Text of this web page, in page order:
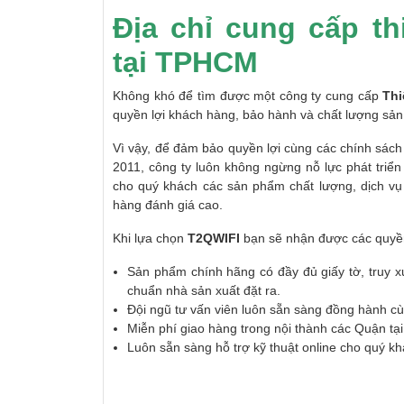
Địa chỉ cung cấp
tại TPHCM
Không khó để tìm được một công ty cung cấp
quyền lợi khách hàng, bảo hành và chất lượng
Vì vậy, để đảm bảo quyền lợi cùng các chính
2011, công ty luôn không ngừng nỗ lực phát
cho quý khách các sản phẩm chất lượng, dịch
hàng đánh giá cao.
Khi lựa chọn T2QWIFI bạn sẽ nhận được các
Sản phẩm chính hãng có đầy đủ giấy tờ, truy
chuẩn nhà sản xuất đặt ra.
Đội ngũ tư vấn viên luôn sẵn sàng đồng hành
Miễn phí giao hàng trong nội thành các Quận
Luôn sẵn sàng hỗ trợ kỹ thuật online cho quý